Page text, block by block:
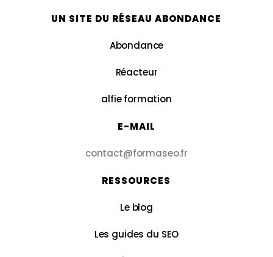
UN SITE DU RÉSEAU ABONDANCE
Abondance
Réacteur
alfie formation
E-MAIL
contact@formaseo.fr
RESSOURCES
Le blog
Les guides du SEO